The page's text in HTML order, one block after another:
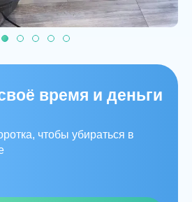
время и деньги
чтобы убираться в